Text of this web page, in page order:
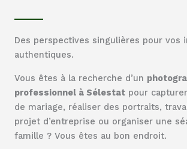
Des perspectives singulières pour vos
authentiques.
Vous êtes à la recherche d’un
professionnel à Sélestat pour
de mariage, réaliser des portraits,
projet d’entreprise ou organiser une
famille ? Vous êtes au bon endroit.